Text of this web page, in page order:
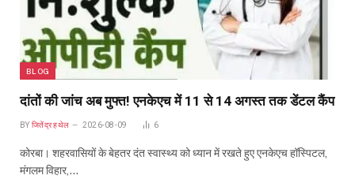
BLOG
दांतों की जांच अब मुफ्त! एनकेएच में 11 से 14 अगस्त तक डेंटल कैंप
BY जितेंद्र हथेल 2026-08-09 6
कोरबा। शहरवासियों के बेहतर दंत स्वास्थ्य को ध्यान में रखते हुए एनकेएच हॉस्पिटल,
मंगलम विहार,…